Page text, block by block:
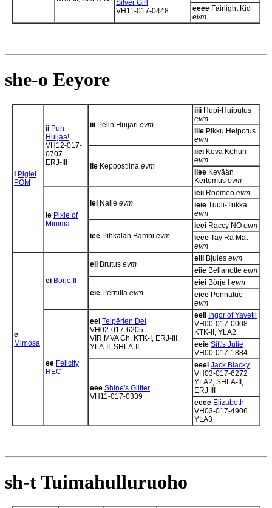
Silver Girl
VH11-017-0448
eeee Fairlight Kid
evm
she-o Eeyore
i Piglet
POM
ii Puh
Huijaa!
VH12-017-
0707
ERJ-III
iii Pelin Huijari evm
iiii Hupi-Huiputus
evm
iiie Pikku Helpotus
evm
iie Keppostiina evm
iiei Kova Kehuri
evm
iiee Kevään
Kertomus evm
ie Pixie of
Minima
iei Nalle evm
ieii Roomeo evm
ieie Tuuli-Tukka
evm
iee Pihkalan Bambi evm
ieei Raccy NO evm
ieee Tay Ra Mat
evm
e
Mimosa
ei Börje II
eii Brutus evm
eiii Bjules evm
eiie Bellanotte evm
eie Pernilla evm
eiei Börje I evm
eiee Pennatue
evm
ee Felicity
REC
eei Telpërien Dei
VH02-017-6205
VIR MVA Ch, KTK-I, ERJ-III,
YLA-II, SHLA-II
eeii Ingor of Yavetil
VH00-017-0008
KTK-II, YLA2
eeie Sift's Julie
VH00-017-1884
eee Shine's Glitter
VH11-017-0339
eeei Jack Blacky
VH03-017-6272
YLA2, SHLA-II,
ERJ III
eeee Elizabeth
VH03-017-4906
YLA3
sh-t Tuimahulluruoho